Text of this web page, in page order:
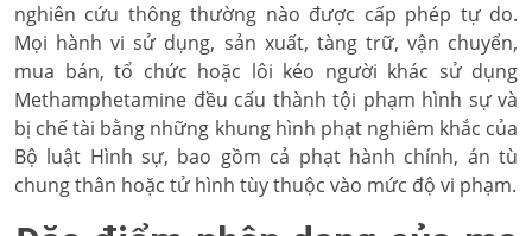
nghiên cứu thông thường nào được cấp phép tự do.
Mọi hành vi sử dụng, sản xuất, tàng trữ, vận chuyển,
mua bán, tổ chức hoặc lôi kéo người khác sử dụng
Methamphetamine đều cấu thành tội phạm hình sự và
bị chế tài bằng những khung hình phạt nghiêm khắc của
Bộ luật Hình sự, bao gồm cả phạt hành chính, án tù
chung thân hoặc tử hình tùy thuộc vào mức độ vi phạm.